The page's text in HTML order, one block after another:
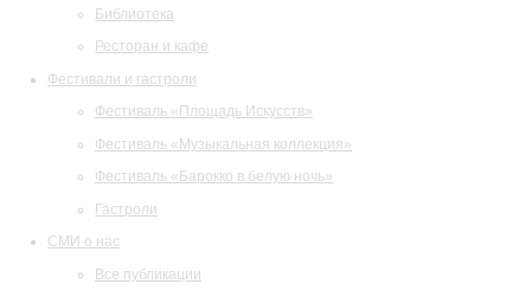
Библиотека
Ресторан и кафе
Фестивали и гастроли
Фестиваль «Площадь Искусств»
Фестиваль «Музыкальная коллекция»
Фестиваль «Барокко в белую ночь»
Гастроли
СМИ о нас
Все публикации